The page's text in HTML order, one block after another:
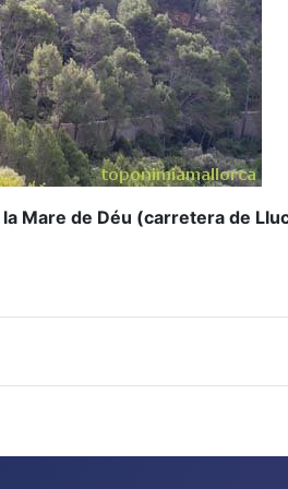
Mare de Déu (carretera de